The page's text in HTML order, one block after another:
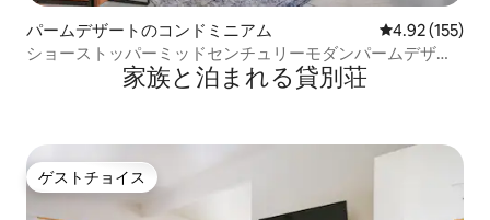
パームデザートのコンドミニアム レビュー155
4.92 (155)
ショーストッパーミッドセンチュリーモダンパームデザー
トコンドミニアム！家族と泊まれる貸別荘
ゲストチョイス
ゲストチョイス